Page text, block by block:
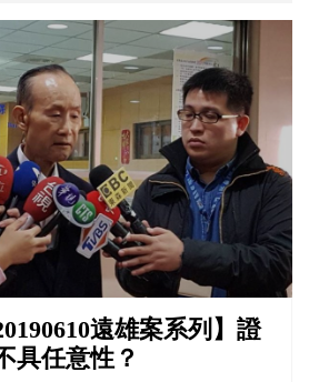
遠雄案系列】證
具任意性？